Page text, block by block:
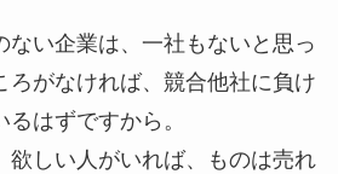
ない企業は、一社もないと思っ
ろがなければ、競合他社に負け
はずですから。
欲しい人がいれば、ものは売れ